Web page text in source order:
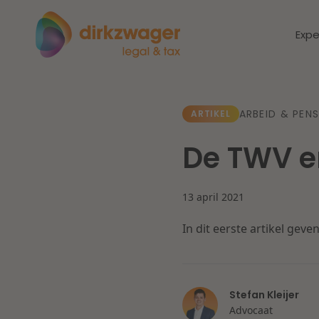
ARTIKEL ARBEID &
De TWV
13 april 2021
In dit eerste artikel
Stefan Kleijer
Advocaat